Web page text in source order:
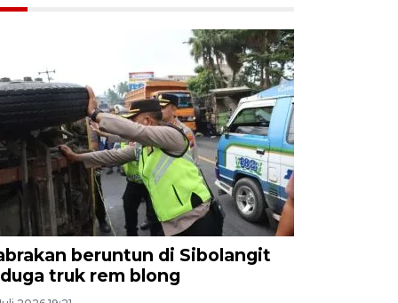
beruntun di Sibolangit
truk rem blong